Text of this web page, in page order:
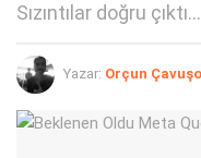
Sızıntılar doğru çıktı...
Yazar: Orçun